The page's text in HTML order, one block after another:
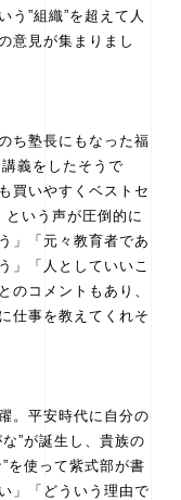
う”組織”を超えて人
意見が集まりまし
ち塾長にもなった福
義をしたそうで
買いやすくベストセ
いう声が圧倒的に
」「元々教育者であ
」「人としていいこ
のコメントもあり、
仕事を教えてくれそ
。平安時代に自分の
”が誕生し、貴族の
を使って紫式部が書
」「どういう理由で